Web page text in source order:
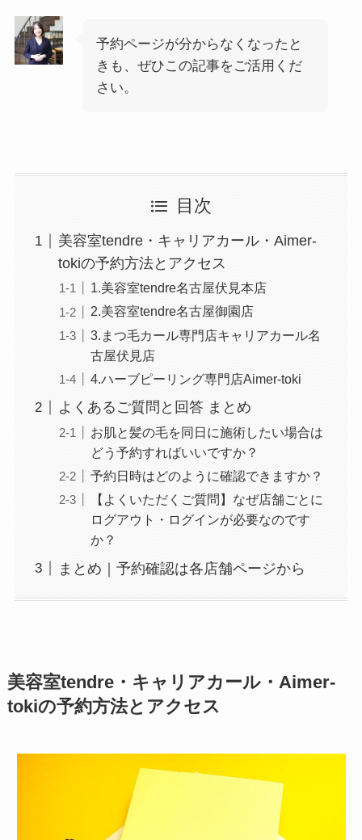
予約ページが分からなくなったと
きも、ぜひこの記事をご活用くだ
さい。
目次
美容室tendre・キャリアカール・Aimer-
tokiの予約方法とアクセス
1.美容室tendre名古屋伏見本店
2.美容室tendre名古屋御園店
3.まつ毛カール専門店キャリアカール名
古屋伏見店
4.ハーブピーリング専門店Aimer-toki
よくあるご質問と回答 まとめ
お肌と髪の毛を同日に施術したい場合は
どう予約すればいいですか？
予約日時はどのように確認できますか？
【よくいただくご質問】なぜ店舗ごとに
ログアウト・ログインが必要なのです
か？
まとめ｜予約確認は各店舗ページから
美容室tendre・キャリアカール・Aimer-
tokiの予約方法とアクセス